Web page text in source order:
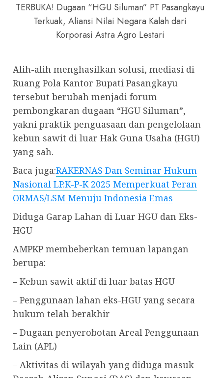
TERBUKA! Dugaan “HGU Siluman” PT Pasangkayu
Terkuak, Aliansi Nilai Negara Kalah dari
Korporasi Astra Agro Lestari
Alih-alih menghasilkan solusi, mediasi di
Ruang Pola Kantor Bupati Pasangkayu
tersebut berubah menjadi forum
pembongkaran dugaan “HGU Siluman”,
yakni praktik penguasaan dan pengelolaan
kebun sawit di luar Hak Guna Usaha (HGU)
yang sah.
Baca juga:RAKERNAS Dan Seminar Hukum
Nasional LP.K-P-K 2025 Memperkuat Peran
ORMAS/LSM Menuju Indonesia Emas
Diduga Garap Lahan di Luar HGU dan Eks-
HGU
AMPKP membeberkan temuan lapangan
berupa:
– Kebun sawit aktif di luar batas HGU
– Penggunaan lahan eks-HGU yang secara
hukum telah berakhir
– Dugaan penyerobotan Areal Penggunaan
Lain (APL)
– Aktivitas di wilayah yang diduga masuk